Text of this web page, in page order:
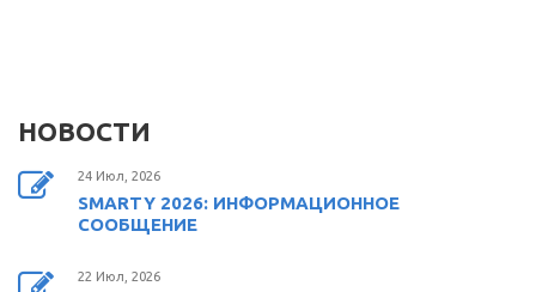
НОВОСТИ
24 Июл, 2026
SMARTY 2026: ИНФОРМАЦИОННОЕ
СООБЩЕНИЕ
22 Июл, 2026